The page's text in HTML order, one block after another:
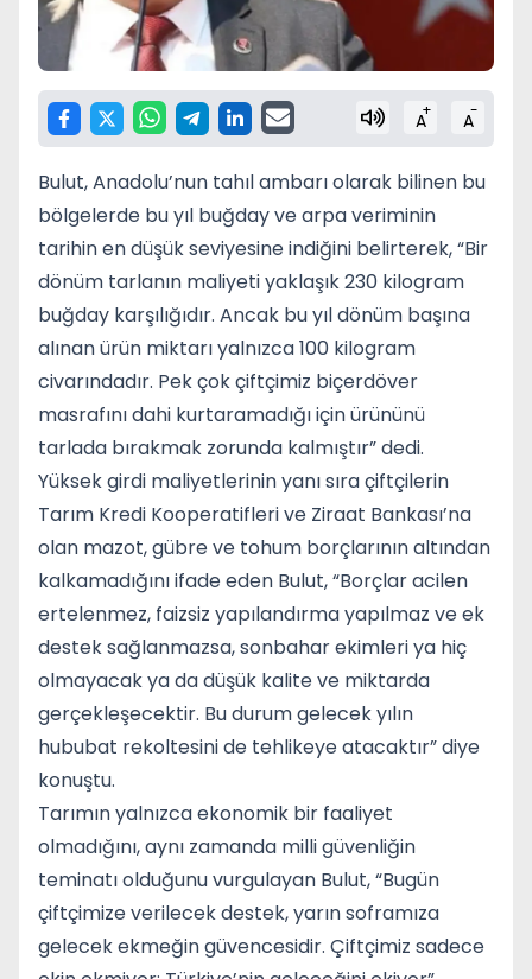
A+ A-
Bulut, Anadolu’nun tahıl ambarı olarak bilinen bu
bölgelerde bu yıl buğday ve arpa veriminin
tarihin en düşük seviyesine indiğini belirterek, “Bir
dönüm tarlanın maliyeti yaklaşık 230 kilogram
buğday karşılığıdır. Ancak bu yıl dönüm başına
alınan ürün miktarı yalnızca 100 kilogram
civarındadır. Pek çok çiftçimiz biçerdöver
masrafını dahi kurtaramadığı için ürününü
tarlada bırakmak zorunda kalmıştır” dedi.
Yüksek girdi maliyetlerinin yanı sıra çiftçilerin
Tarım Kredi Kooperatifleri ve Ziraat Bankası’na
olan mazot, gübre ve tohum borçlarının altından
kalkamadığını ifade eden Bulut, “Borçlar acilen
ertelenmez, faizsiz yapılandırma yapılmaz ve ek
destek sağlanmazsa, sonbahar ekimleri ya hiç
olmayacak ya da düşük kalite ve miktarda
gerçekleşecektir. Bu durum gelecek yılın
hububat rekoltesini de tehlikeye atacaktır” diye
konuştu.
Tarımın yalnızca ekonomik bir faaliyet
olmadığını, aynı zamanda milli güvenliğin
teminatı olduğunu vurgulayan Bulut, “Bugün
çiftçimize verilecek destek, yarın soframıza
gelecek ekmeğin güvencesidir. Çiftçimiz sadece